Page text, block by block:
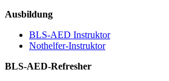
Ausbildung
BLS-AED Instruktor
Nothelfer-Instruktor
BLS-AED-Refresher